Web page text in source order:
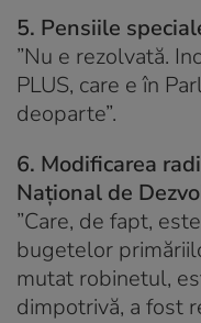
5. Pensiile
”Nu e rezolvată.
PLUS, care e în
deoparte”.
6. Modificarea
Național de
”Care, de fapt,
bugetelor
mutat robinetul,
dimpotrivă, a fost